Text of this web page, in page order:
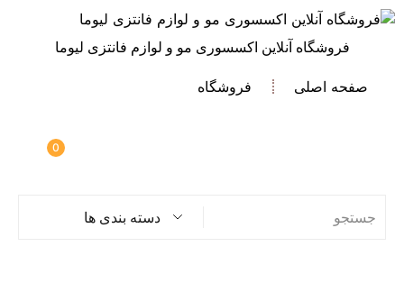
فروشگاه آنلاین اکسسوری مو و لوازم فانتزی لیوما
صفحه اصلی فروشگاه
0
دسته بندی ها